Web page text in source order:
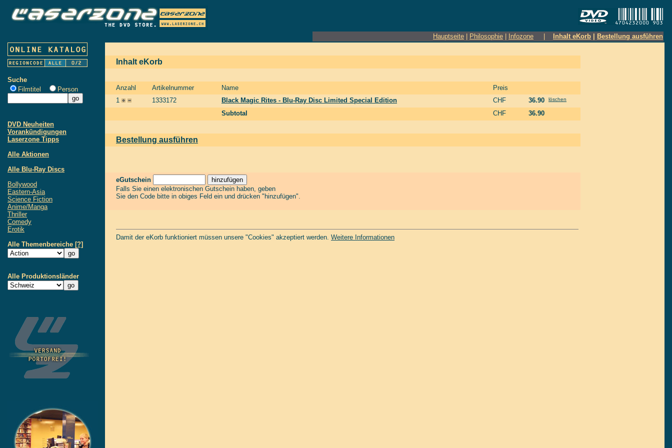
Hauptseite Philosophie Infozone Inhalt eKorb Bestellung ausführen
Suche
Filmtitel
Person
DVD Neuheiten
Vorankündigungen
Laserzone Tipps
Alle Aktionen
Alle Blu-Ray Discs
Bollywood
Eastern-Asia
Science Fiction
Anime/Manga
Thriller
Comedy
Erotik
Alle Themenbereiche [?]
Alle Produktionsländer
Inhalt eKorb
Anzahl Artikelnummer Name
Preis
1
1333172 Black Magic Rites - Blu-Ray Disc Limited Special Edition CHF 36.90 löschen
Subtotal CHF 36.90
Bestellung ausführen
eGutschein
Falls Sie einen elektronischen Gutschein haben, geben
Sie den Code bitte in obiges Feld ein und drücken "hinzufügen".
Damit der eKorb funktioniert müssen unsere "Cookies" akzeptiert werden. Weitere Informationen